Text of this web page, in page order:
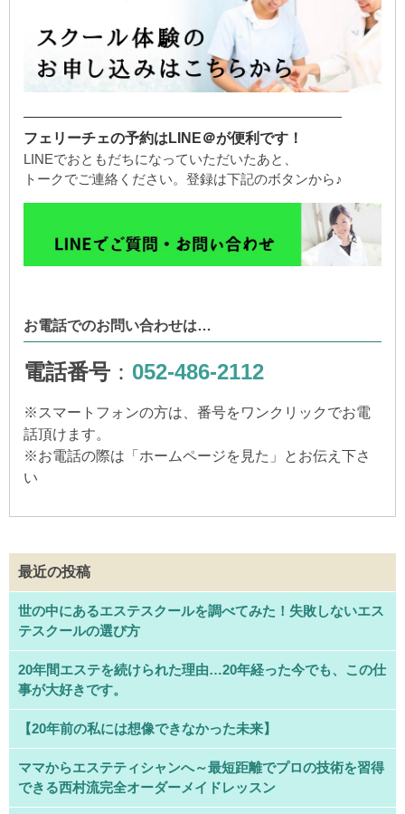
——————————————————————
フェリーチェの予約はLINE＠が便利です！
LINEでおともだちになっていただいたあと、
トークでご連絡ください。登録は下記のボタンから♪
お電話でのお問い合わせは…
電話番号 ： 052-486-2112
※ スマートフォンの方は、番号をワンクリックでお電
話頂けます。
※お電話の際は「ホームページを見た」とお伝え下さ
い
最近の投稿
世の中にあるエステスクールを調べてみた！失敗しないエス
テスクールの選び方
20年間エステを続けられた理由…20年経った今でも、この仕
事が大好きです。
【20年前の私には想像できなかった未来】
ママからエステティシャンへ～最短距離でプロの技術を習得
できる西村流完全オーダーメイドレッスン